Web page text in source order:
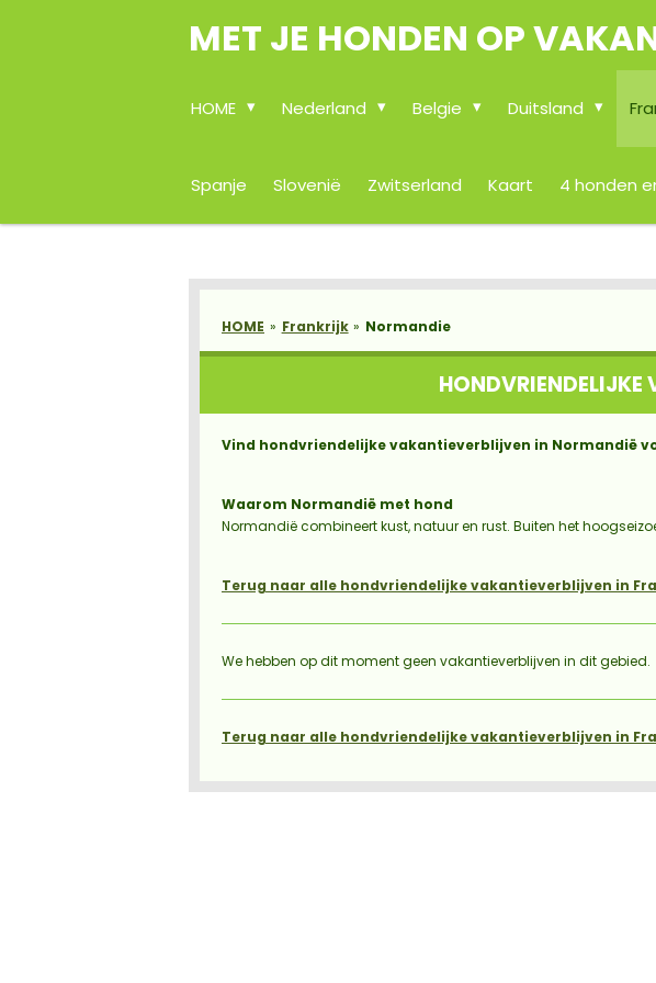
MET JE HONDEN OP
HOME Nederland Belgie Duitsland
Spanje Slovenië Zwitserland Kaart 4 honden
HOME » Frankrijk » Normandie
Vind hondvriendelijke vakantieverblijven in Normandië
Waarom Normandië met hond
Normandië combineert kust, natuur en rust. Buiten het
Terug naar alle hondvriendelijke vakantieverblijven in
We hebben op dit moment geen vakantieverblijven in dit gebied.
Terug naar alle hondvriendelijke vakantieverblijven in